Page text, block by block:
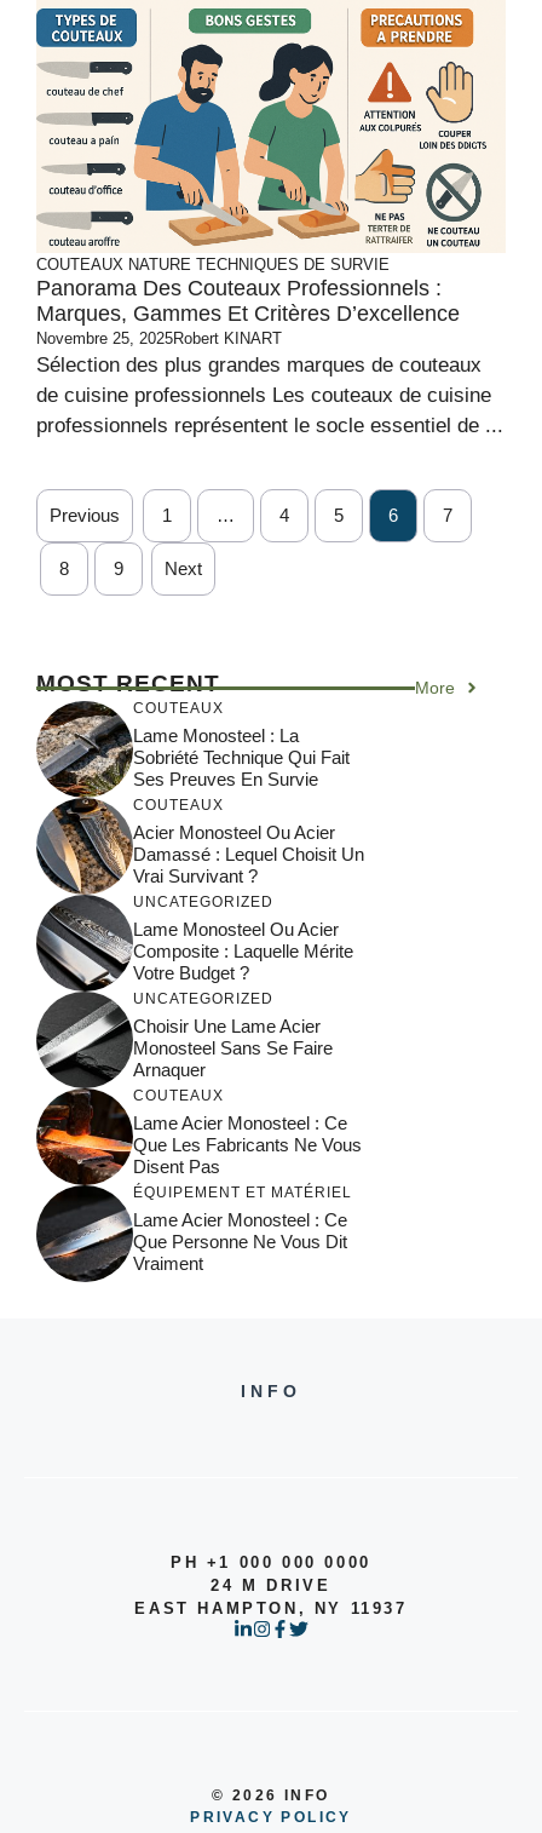
COUTEAUX NATURE TECHNIQUES DE SURVIE
Panorama Des Couteaux Professionnels :
Marques, Gammes Et Critères D’excellence
Novembre 25, 2025Robert KINART
Sélection des plus grandes marques de couteaux
de cuisine professionnels Les couteaux de cuisine
professionnels représentent le socle essentiel de ...
Previous 1 … 4 5 6 7
8 9 Next
MOST RECENT More
COUTEAUX
Lame Monosteel : La
Sobriété Technique Qui Fait
Ses Preuves En Survie
COUTEAUX
Acier Monosteel Ou Acier
Damassé : Lequel Choisit Un
Vrai Survivant ?
UNCATEGORIZED
Lame Monosteel Ou Acier
Composite : Laquelle Mérite
Votre Budget ?
UNCATEGORIZED
Choisir Une Lame Acier
Monosteel Sans Se Faire
Arnaquer
COUTEAUX
Lame Acier Monosteel : Ce
Que Les Fabricants Ne Vous
Disent Pas
ÉQUIPEMENT ET MATÉRIEL
Lame Acier Monosteel : Ce
Que Personne Ne Vous Dit
Vraiment
INFO
PH +1 000 000 0000
24 M DRIVE
EAST HAMPTON, NY 11937
© 2026 INFO
PRIVACY POLICY